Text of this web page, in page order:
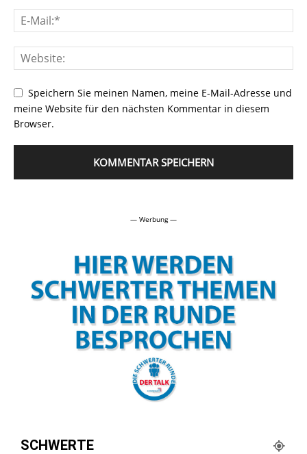
Speichern Sie meinen Namen, meine E-Mail-Adresse und
meine Website für den nächsten Kommentar in diesem
Browser.
— Werbung —
SCHWERTE